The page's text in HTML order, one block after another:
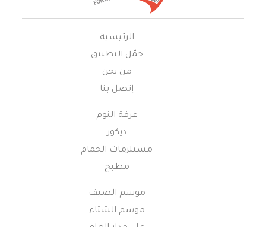
الرئيسية
حمّل التطبيق
من نحن
إتصل بنا
غرفة النوم
ديكور
مستلزمات الحمام
مطبخ
موسم الصيف
موسم الشتاء